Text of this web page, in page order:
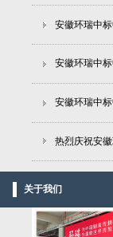
安徽环瑞中
安徽环瑞中
安徽环瑞中
热烈庆祝安
关于我们